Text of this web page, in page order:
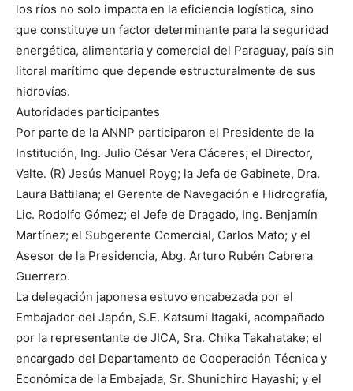
los ríos no solo impacta en la eficiencia logística, sino
que constituye un factor determinante para la seguridad
energética, alimentaria y comercial del Paraguay, país sin
litoral marítimo que depende estructuralmente de sus
hidrovías.
Autoridades participantes
Por parte de la ANNP participaron el Presidente de la
Institución, Ing. Julio César Vera Cáceres; el Director,
Valte. (R) Jesús Manuel Royg; la Jefa de Gabinete, Dra.
Laura Battilana; el Gerente de Navegación e Hidrografía,
Lic. Rodolfo Gómez; el Jefe de Dragado, Ing. Benjamín
Martínez; el Subgerente Comercial, Carlos Mato; y el
Asesor de la Presidencia, Abg. Arturo Rubén Cabrera
Guerrero.
La delegación japonesa estuvo encabezada por el
Embajador del Japón, S.E. Katsumi Itagaki, acompañado
por la representante de JICA, Sra. Chika Takahatake; el
encargado del Departamento de Cooperación Técnica y
Económica de la Embajada, Sr. Shunichiro Hayashi; y el